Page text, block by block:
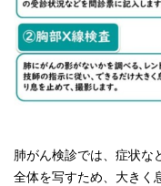
肺がん検診では、症状な
全体を写すため、大きく